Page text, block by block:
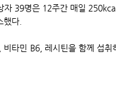
39명은 12주간 매일
다.
타민 B6, 레시틴을 함께 섭